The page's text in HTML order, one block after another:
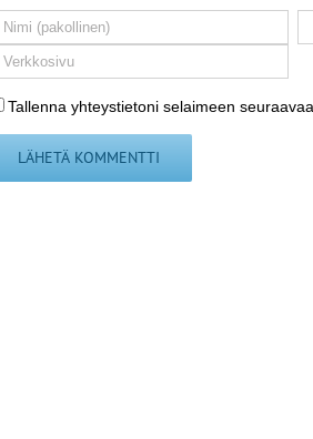
Tallenna yhteystietoni selaimeen